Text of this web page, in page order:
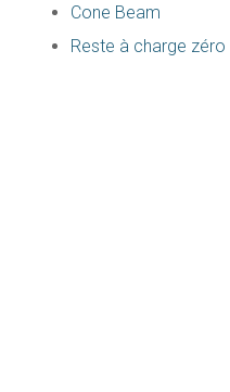
Cone Beam
Reste à charge zéro